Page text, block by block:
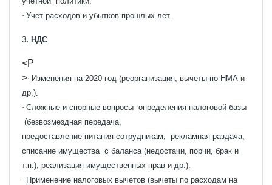
· Учет расходов и убытков прошлых лет.
3. НДС
<P
>· Изменения на 2020 год (реорганизация, вычеты по НМА и
др.).
· Сложные и спорные вопросы определения налоговой базы
(безвозмездная передача,
предоставление питания сотрудникам, рекламная раздача,
списание имущества с баланса (недостачи, порчи, брак и
т.п.), реализация имущественных прав и др.).
· Применение налоговых вычетов (вычеты по расходам на